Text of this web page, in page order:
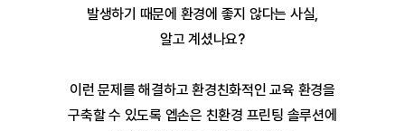
발생하기 때문에 환경에 좋지 않다는 사실,
알고 계셨나요?
이런 문제를 해결하고 환경친화적인 교육 환경을
구축할 수 있도록 엡손은 친환경 프린팅 솔루션에